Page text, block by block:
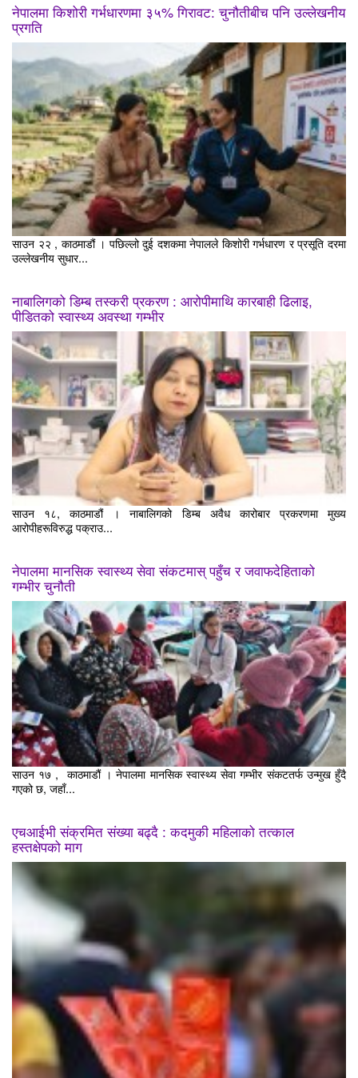
नेपालमा किशोरी गर्भधारणमा ३५% गिरावट: चुनौतीबीच पनि उल्लेखनीय
प्रगति
साउन २२ , काठमाडौं । पछिल्लो दुई दशकमा नेपालले किशोरी गर्भधारण र प्रसूति दरमा
उल्लेखनीय सुधार...
नाबालिगको डिम्ब तस्करी प्रकरण : आरोपीमाथि कारबाही ढिलाइ,
पीडितको स्वास्थ्य अवस्था गम्भीर
साउन १८, काठमाडौं । नाबालिगको डिम्ब अवैध कारोबार प्रकरणमा मुख्य
आरोपीहरूविरुद्ध पक्राउ...
नेपालमा मानसिक स्वास्थ्य सेवा संकटमास् पहुँच र जवाफदेहिताको
गम्भीर चुनौती
साउन १७ , काठमाडौं । नेपालमा मानसिक स्वास्थ्य सेवा गम्भीर संकटतर्फ उन्मुख हुँदै
गएको छ, जहाँ...
एचआईभी संक्रमित संख्या बढ्दै : कदमुकी महिलाको तत्काल
हस्तक्षेपको माग